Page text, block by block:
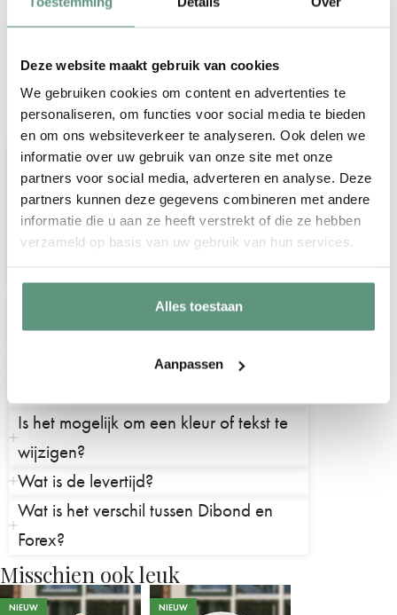
Deze website maakt gebruik van cookies
We gebruiken cookies om content en advertenties te
personaliseren, om functies voor social media te bieden
en om ons websiteverkeer te analyseren. Ook delen we
informatie over uw gebruik van onze site met onze
partners voor social media, adverteren en analyse. Deze
partners kunnen deze gegevens combineren met andere
informatie die u aan ze heeft verstrekt of die ze hebben
verzameld op basis van uw gebruik van hun services.
Alles toestaan
Aanpassen
Veelgestelde vragen over onze
geboorteborden voor in de tuin
Wordt er een paal meegeleverd?
Helaas leveren wij geen paal, stok of
andere bevestigingsmaterialen bij onze
geboorteborden voor in de tuin.
Hoe kan ik mijn geboortebord
bevestigen?
Zijn de geboorteborden
Is het mogelijk om een kleur of tekst te
wijzigen?
Wat is de levertijd?
Wat is het verschil tussen Dibond en
Forex?
Misschien ook leuk
NIEUW NIEUW